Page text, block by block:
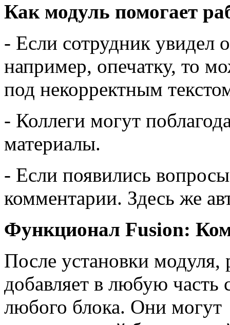
Как модуль помогает
- Если сотрудник увидел
например, опечатку, то
под некорректным
- Коллеги могут
материалы.
- Если появились
комментарии. Здесь же
Функционал Fusion:
После установки модуля,
добавляет в любую
любого блока. Они